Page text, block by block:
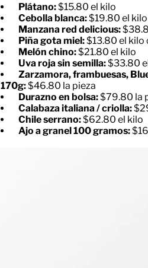
Plátano:$15.80 el kilo
Cebolla blanca:$19.80 el kilo
Manzana red delicious:
Piña gota miel:$13.80 el kilo
Melón chino:$21.80 el kilo
Uva roja sin semilla:$33.80
Zarzamora, frambuesas,
170g:$46.80 la pieza
Durazno en bolsa:$79.80 la
Calabaza italiana / criolla:
Chile serrano:$62.80 el kilo
Ajo a granel 100 gramos: